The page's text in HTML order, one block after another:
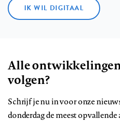
IK WIL DIGITAAL
Alle
volgen?
Schrijf je nu in voor onze
donderdag de meest